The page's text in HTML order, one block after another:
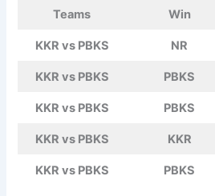
Teams Win
KKR vs PBKS NR
KKR vs PBKS PBKS
KKR vs PBKS PBKS
KKR vs PBKS KKR
KKR vs PBKS PBKS